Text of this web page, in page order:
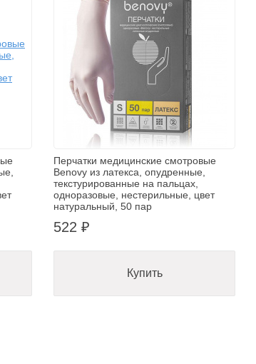
Перчатки медицинские смотровые
Benovy из латекса, опудренные,
текстурированные на пальцах,
одноразовые, нестерильные, цвет
натуральный, 50 пар
522 ₽
Купить